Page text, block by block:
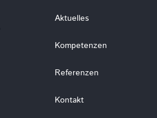
Aktuelles
Kompetenzen
Referenzen
Kontakt